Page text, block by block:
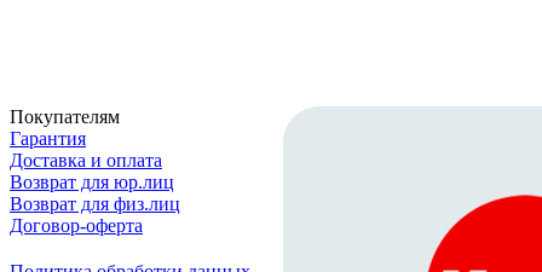
Покупателям
Гарантия
Доставка и оплата
Возврат для юр.лиц
Возврат для физ.лиц
Договор-оферта